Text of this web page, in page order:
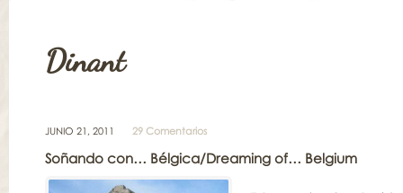
Dinant
JUNIO 21, 2011 29 Comentarios
Soñando con… Bélgica/Dreaming of… Belgium